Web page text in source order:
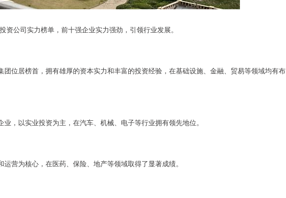
资公司实力榜单，前十强企业实力强劲，引领行业发展。
团位居榜首，拥有雄厚的资本实力和丰富的投资经验，在基础设施、金融、贸易等领域均有布
，以实业投资为主，在汽车、机械、电子等行业拥有领先地位。
营为核心，在医药、保险、地产等领域取得了显著成绩。